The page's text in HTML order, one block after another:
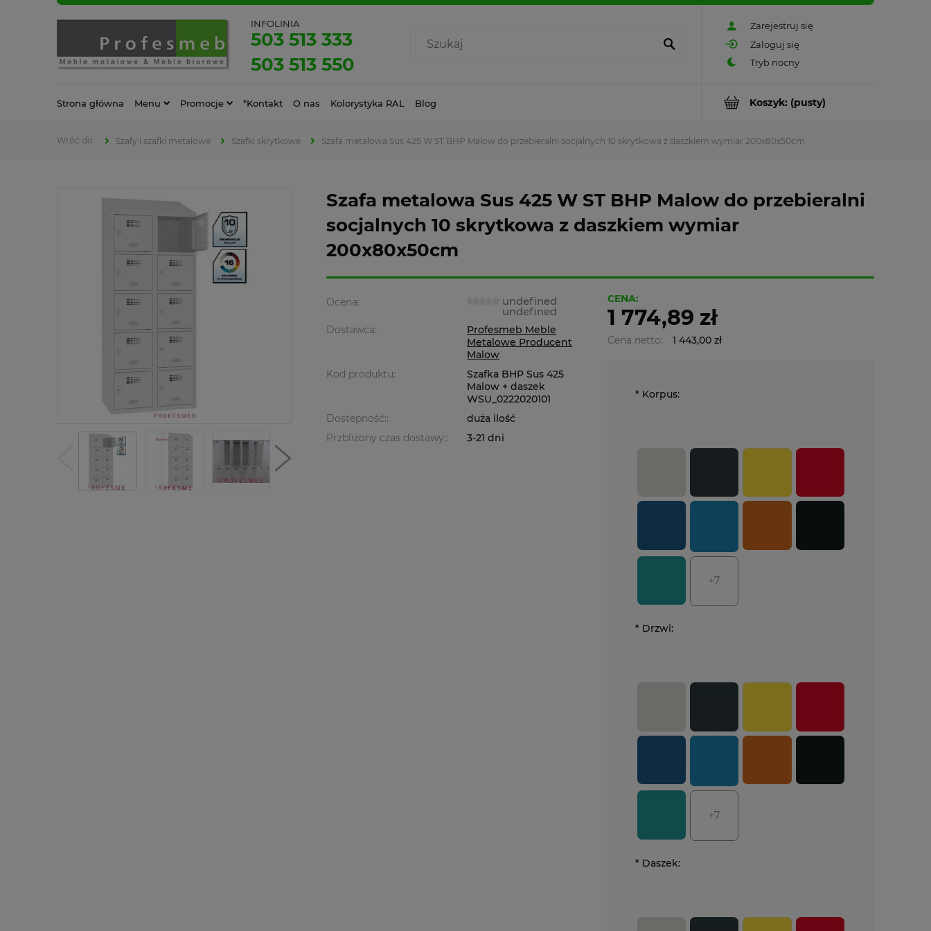
Zarejestruj się
Zaloguj się
INFOLINIA
503 513 333
503 513 550
Koszyk: (pusty)
Strona główna Menu Promocje *Kontakt O nas Kolorystyka RAL Blog
Szafy i szafki metalowe Szafki skrytkowe Szafa metalowa Sus 425 W ST BHP Malow do przebieralni socjalnych 10 skrytkowa z daszkiem wymiar 200x80x50cm
Szafa metalowa Sus 425 W ST BHP Malow do przebieralni
socjalnych 10 skrytkowa z daszkiem wymiar
200x80x50cm
Ocena: undefined
undefined
Dostawca:
Profesmeb Meble
Metalowe Producent
Malow
Kod produktu:
Szafka BHP Sus 425
Malow + daszek
WSU_0222020101
Dostepność::
duża ilość
Przbliżony czas dostawy::
3-21 dni
CENA:
1 774,89 zł
Cena netto: 1 443,00 zł
* Korpus:
+7
* Drzwi:
+7
* Daszek: